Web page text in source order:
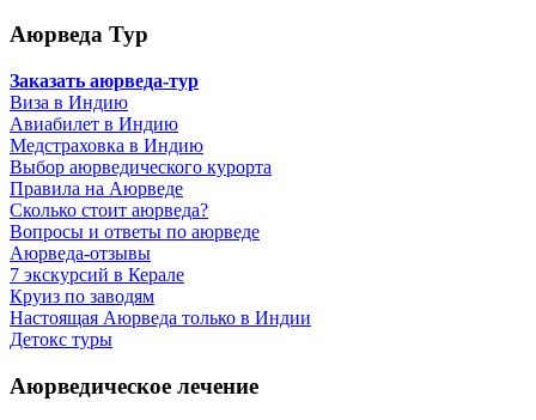
Аюрведа Тур
Заказать аюрведа-тур
Виза в Индию
Авиабилет в Индию
Медстраховка в Индию
Выбор аюрведического курорта
Правила на Аюрведе
Сколько стоит аюрведа?
Вопросы и ответы по аюрведе
Аюрведа-отзывы
7 экскурсий в Керале
Круиз по заводям
Настоящая Аюрведа только в Индии
Детокс туры
Аюрведическое лечение